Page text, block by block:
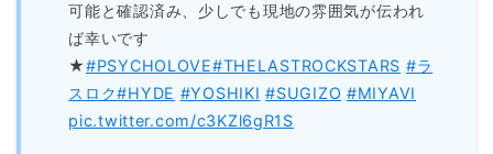
可能と確認済み、少しでも現地の雰囲気が伝われ
ば幸いです
★#PSYCHOLOVE#THELASTROCKSTARS #ラ
スロク#HYDE #YOSHIKI #SUGIZO #MIYAVI
pic.twitter.com/c3KZl6gR1S